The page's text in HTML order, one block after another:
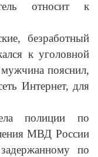
относит к
безработный
к уголовной
мужчина пояснил,
Интернет, для
полиции по
МВД России
по